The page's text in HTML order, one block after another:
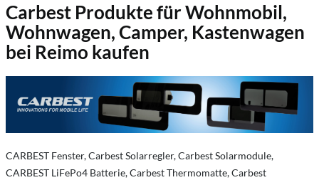
Carbest Produkte für Wohnmobil,
Wohnwagen, Camper, Kastenwagen
bei Reimo kaufen
CARBEST Fenster, Carbest Solarregler, Carbest Solarmodule,
CARBEST LiFePo4 Batterie, Carbest Thermomatte, Carbest